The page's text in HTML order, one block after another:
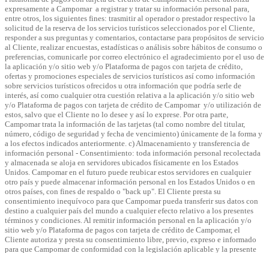
expresamente a Campomar a registrar y tratar su información personal para,
entre otros, los siguientes fines: trasmitir al operador o prestador respectivo la
solicitud de la reserva de los servicios turísticos seleccionados por el Cliente,
responder a sus preguntas y comentarios, contactarse para propósitos de servicio
al Cliente, realizar encuestas, estadísticas o análisis sobre hábitos de consumo o
preferencias, comunicarle por correo electrónico el agradecimiento por el uso de
la aplicación y/o sitio web y/o Plataforma de pagos con tarjeta de crédito,
ofertas y promociones especiales de servicios turísticos así como información
sobre servicios turísticos ofrecidos u otra información que podría serle de
interés, así como cualquier otra cuestión relativa a la aplicación y/o sitio web
y/o Plataforma de pagos con tarjeta de crédito de Campomar y/o utilización de
estos, salvo que el Cliente no lo desee y así lo exprese. Por otra parte,
Campomar trata la información de las tarjetas (tal como nombre del titular,
número, código de seguridad y fecha de vencimiento) únicamente de la forma y
a los efectos indicados anteriormente. c) Almacenamiento y transferencia de
información personal - Consentimiento: toda información personal recolectada
y almacenada se aloja en servidores ubicados físicamente en los Estados
Unidos. Campomar en el futuro puede reubicar estos servidores en cualquier
otro país y puede almacenar información personal en los Estados Unidos o en
otros países, con fines de respaldo o "back up". El Cliente presta su
consentimiento inequívoco para que Campomar pueda transferir sus datos con
destino a cualquier país del mundo a cualquier efecto relativo a los presentes
términos y condiciones. Al remitir información personal en la aplicación y/o
sitio web y/o Plataforma de pagos con tarjeta de crédito de Campomar, el
Cliente autoriza y presta su consentimiento libre, previo, expreso e informado
para que Campomar de conformidad con la legislación aplicable y la presente